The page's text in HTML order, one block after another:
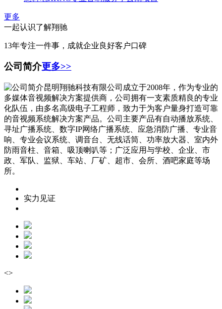
更多
一起认识了解翔驰
13年专注一件事，成就企业良好客户口碑
公司简介更多>>
昆明翔驰科技有限公司成立于2008年，作为专业的
多媒体音视频解决方案提供商，公司拥有一支素质精良的专业
化队伍，由多名高级电子工程师，致力于为客户量身打造可靠
的音视频系统解决方案产品。公司主要产品有自动播放系统、
寻址广播系统、数字IP网络广播系统、应急消防广播、专业音
响、专业会议系统、调音台、无线话筒、功率放大器、室内外
防雨音柱、音箱、吸顶喇叭等；广泛应用与学校、企业、市
政、军队、监狱、车站、厂矿、超市、会所、酒吧家庭等场
所。
实力见证
<>